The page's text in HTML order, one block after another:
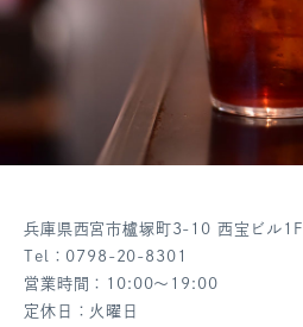
兵庫県西宮市櫨塚町3-10 西宝ビル1F
Tel：0798-20-8301
営業時間：10:00～19:00
定休日：火曜日